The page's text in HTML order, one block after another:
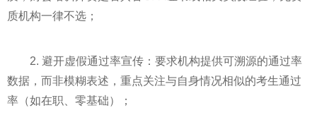
质机构一律不选；
2. 避开虚假通过率宣传：要求机构提供可溯源的通过率
数据，而非模糊表述，重点关注与自身情况相似的考生通过
率（如在职、零基础）；